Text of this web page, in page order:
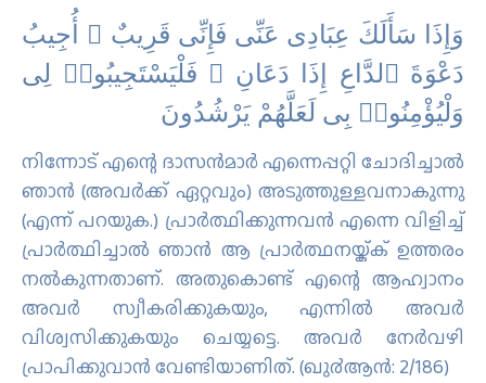
ﻭَﺇِﺫَا ﺳَﺄَﻟَﻚَ ﻋِﺒَﺎﺩِﻯ ﻋَﻨِّﻰ ﻓَﺈِﻧِّﻰ ﻗَﺮِﻳﺐٌ ۖ ﺃُﺟِﻴﺐُ
ﺩَﻋْﻮَﺓَ ٱﻟﺪَّاﻉِ ﺇِﺫَا ﺩَﻋَﺎﻥِ ۖ ﻓَﻠْﻴَﺴْﺘَﺠِﻴﺒُﻮا۟ ﻟِﻰ
ﻭَﻟْﻴُﺆْﻣِﻨُﻮا۟ ﺑِﻰ ﻟَﻌَﻠَّﻬُﻢْ ﻳَﺮْﺷُﺪُﻭﻥَ
നിന്നോട് എന്റെ ദാസന്‍മാര്‍ എന്നെപ്പറ്റി ചോദിച്ചാല്‍
ഞാന്‍ (അവര്‍ക്ക് ഏറ്റവും) അടുത്തുള്ളവനാകുന്നു
(എന്ന് പറയുക.) പ്രാര്‍ത്ഥിക്കുന്നവന്‍ എന്നെ വിളിച്ച്
പ്രാര്‍ത്ഥിച്ചാല്‍ ഞാന്‍ ആ പ്രാര്‍ത്ഥനയ്ക്ക് ഉത്തരം
നല്‍കുന്നതാണ്‌. അതുകൊണ്ട് എന്റെ ആഹ്വാനം
അവര്‍ സ്വീകരിക്കുകയും, എന്നില്‍ അവര്‍
വിശ്വസിക്കുകയും ചെയ്യട്ടെ. അവര്‍ നേര്‍വഴി
പ്രാപിക്കുവാന്‍ വേണ്ടിയാണിത്‌. (ഖു൪ആന്‍: 2/186)